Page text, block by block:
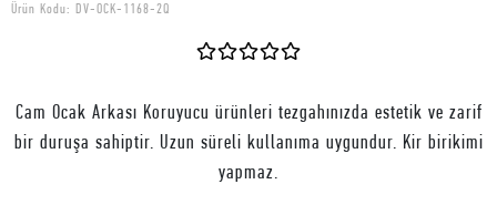
Ürün Kodu: DV-OCK-1168-2Q
Cam Ocak Arkası Koruyucu ürünleri tezgahınızda estetik ve zarif
bir duruşa sahiptir. Uzun süreli kullanıma uygundur. Kir birikimi
yapmaz.